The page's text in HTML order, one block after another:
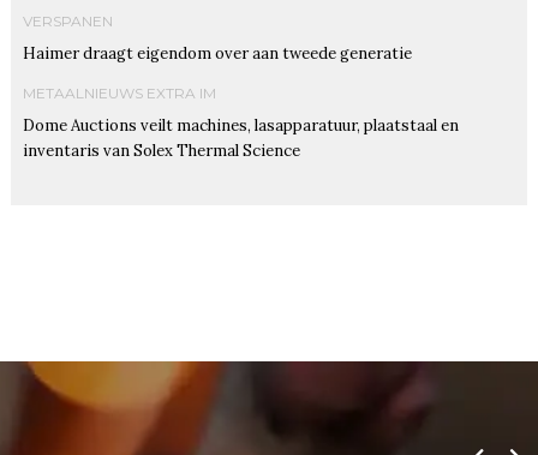
VERSPANEN
Haimer draagt eigendom over aan tweede generatie
METAALNIEUWS EXTRA IM
Dome Auctions veilt machines, lasapparatuur, plaatstaal en
inventaris van Solex Thermal Science